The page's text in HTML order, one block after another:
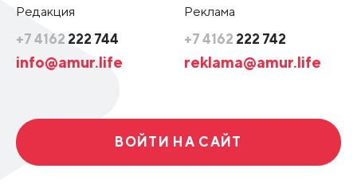
Редакция
+7 4162 222 744
info@amur.life
Реклама
+7 4162 222 742
reklama@amur.life
ВОЙТИ НА САЙТ